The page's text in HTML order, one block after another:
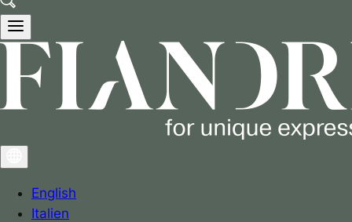
English
Italien